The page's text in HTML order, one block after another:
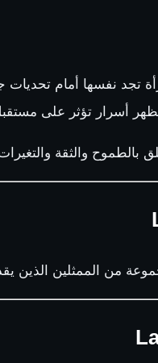
تجد نفسها أمام تحديات
أسرار تؤثر على
بالطموح والثقة
من الممثلين الذين